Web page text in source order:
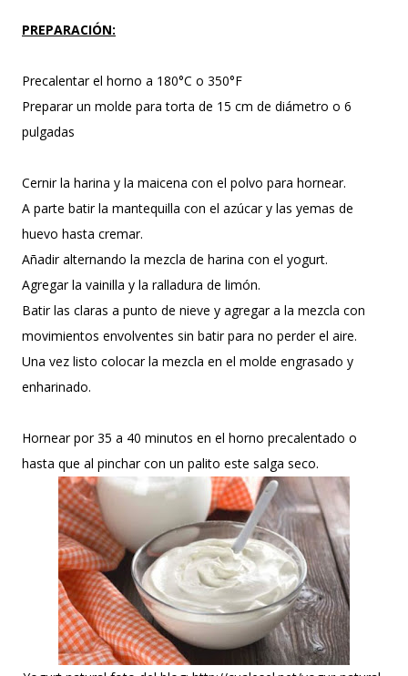
PREPARACIÓN:
Precalentar el horno a 180°C o 350°F
Preparar un molde para torta de 15 cm de diámetro o 6
pulgadas
Cernir la harina y la maicena con el polvo para hornear.
A parte batir la mantequilla con el azúcar y las yemas de
huevo hasta cremar.
Añadir alternando la mezcla de harina con el yogurt.
Agregar la vainilla y la ralladura de limón.
Batir las claras a punto de nieve y agregar a la mezcla con
movimientos envolventes sin batir para no perder el aire.
Una vez listo colocar la mezcla en el molde engrasado y
enharinado.
Hornear por 35 a 40 minutos en el horno precalentado o
hasta que al pinchar con un palito este salga seco.